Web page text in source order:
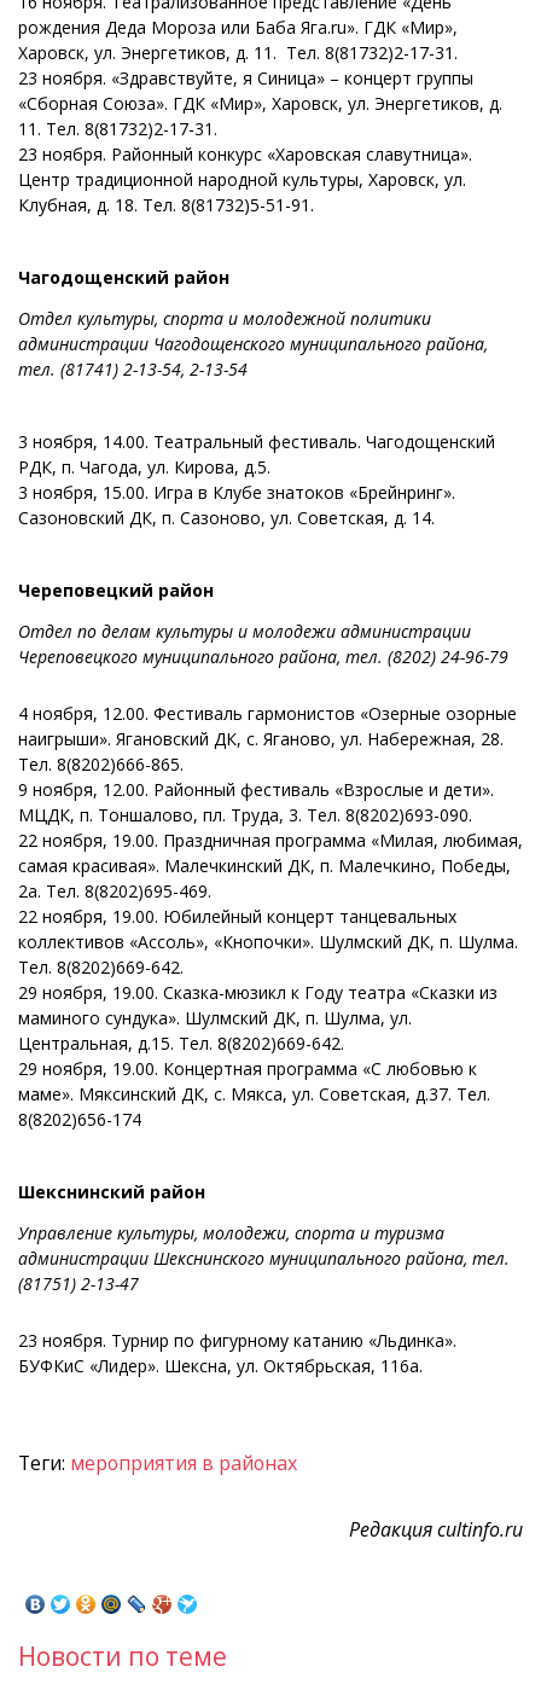
рождения Деда Мороза или Баба Яга.ru». ГДК «Мир»,
Харовск, ул. Энергетиков, д. 11. Тел. 8(81732)2-17-31.
23 ноября. «Здравствуйте, я Синица» – концерт группы
«Сборная Союза». ГДК «Мир», Харовск, ул. Энергетиков, д.
11. Тел. 8(81732)2-17-31.
23 ноября. Районный конкурс «Харовская славутница».
Центр традиционной народной культуры, Харовск, ул.
Клубная, д. 18. Тел. 8(81732)5-51-91.
Чагодощенский район
Отдел культуры, спорта и молодежной политики
администрации Чагодощенского муниципального района,
тел. (81741) 2-13-54, 2-13-54
3 ноября, 14.00. Театральный фестиваль. Чагодощенский
РДК, п. Чагода, ул. Кирова, д.5.
3 ноября, 15.00. Игра в Клубе знатоков «Брейнринг».
Сазоновский ДК, п. Сазоново, ул. Советская, д. 14.
Череповецкий район
Отдел по делам культуры и молодежи администрации
Череповецкого муниципального района, тел. (8202) 24-96-79
4 ноября, 12.00. Фестиваль гармонистов «Озерные озорные
наигрыши». Ягановский ДК, с. Яганово, ул. Набережная, 28.
Тел. 8(8202)666-865.
9 ноября, 12.00. Районный фестиваль «Взрослые и дети».
МЦДК, п. Тоншалово, пл. Труда, 3. Тел. 8(8202)693-090.
22 ноября, 19.00. Праздничная программа «Милая, любимая,
самая красивая». Малечкинский ДК, п. Малечкино, Победы,
2а. Тел. 8(8202)695-469.
22 ноября, 19.00. Юбилейный концерт танцевальных
коллективов «Ассоль», «Кнопочки». Шулмский ДК, п. Шулма.
Тел. 8(8202)669-642.
29 ноября, 19.00. Сказка-мюзикл к Году театра «Сказки из
маминого сундука». Шулмский ДК, п. Шулма, ул.
Центральная, д.15. Тел. 8(8202)669-642.
29 ноября, 19.00. Концертная программа «С любовью к
маме». Мяксинский ДК, с. Мякса, ул. Советская, д.37. Тел.
8(8202)656-174
Шекснинский район
Управление культуры, молодежи, спорта и туризма
администрации Шекснинского муниципального района, тел.
(81751) 2-13-47
23 ноября. Турнир по фигурному катанию «Льдинка».
БУФКиС «Лидер». Шексна, ул. Октябрьская, 116а.
Теги: мероприятия в районах
Редакция cultinfo.ru
Новости по теме